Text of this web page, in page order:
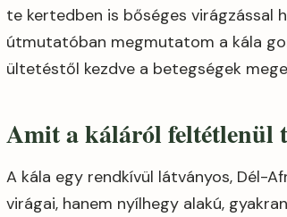
te kertedben is bőséges virágzással
útmutatóban megmutatom a kála
ültetéstől kezdve a betegségek
Amit a káláról feltétlenül
A kála egy rendkívül látványos, Dél-
virágai, hanem nyílhegy alakú,